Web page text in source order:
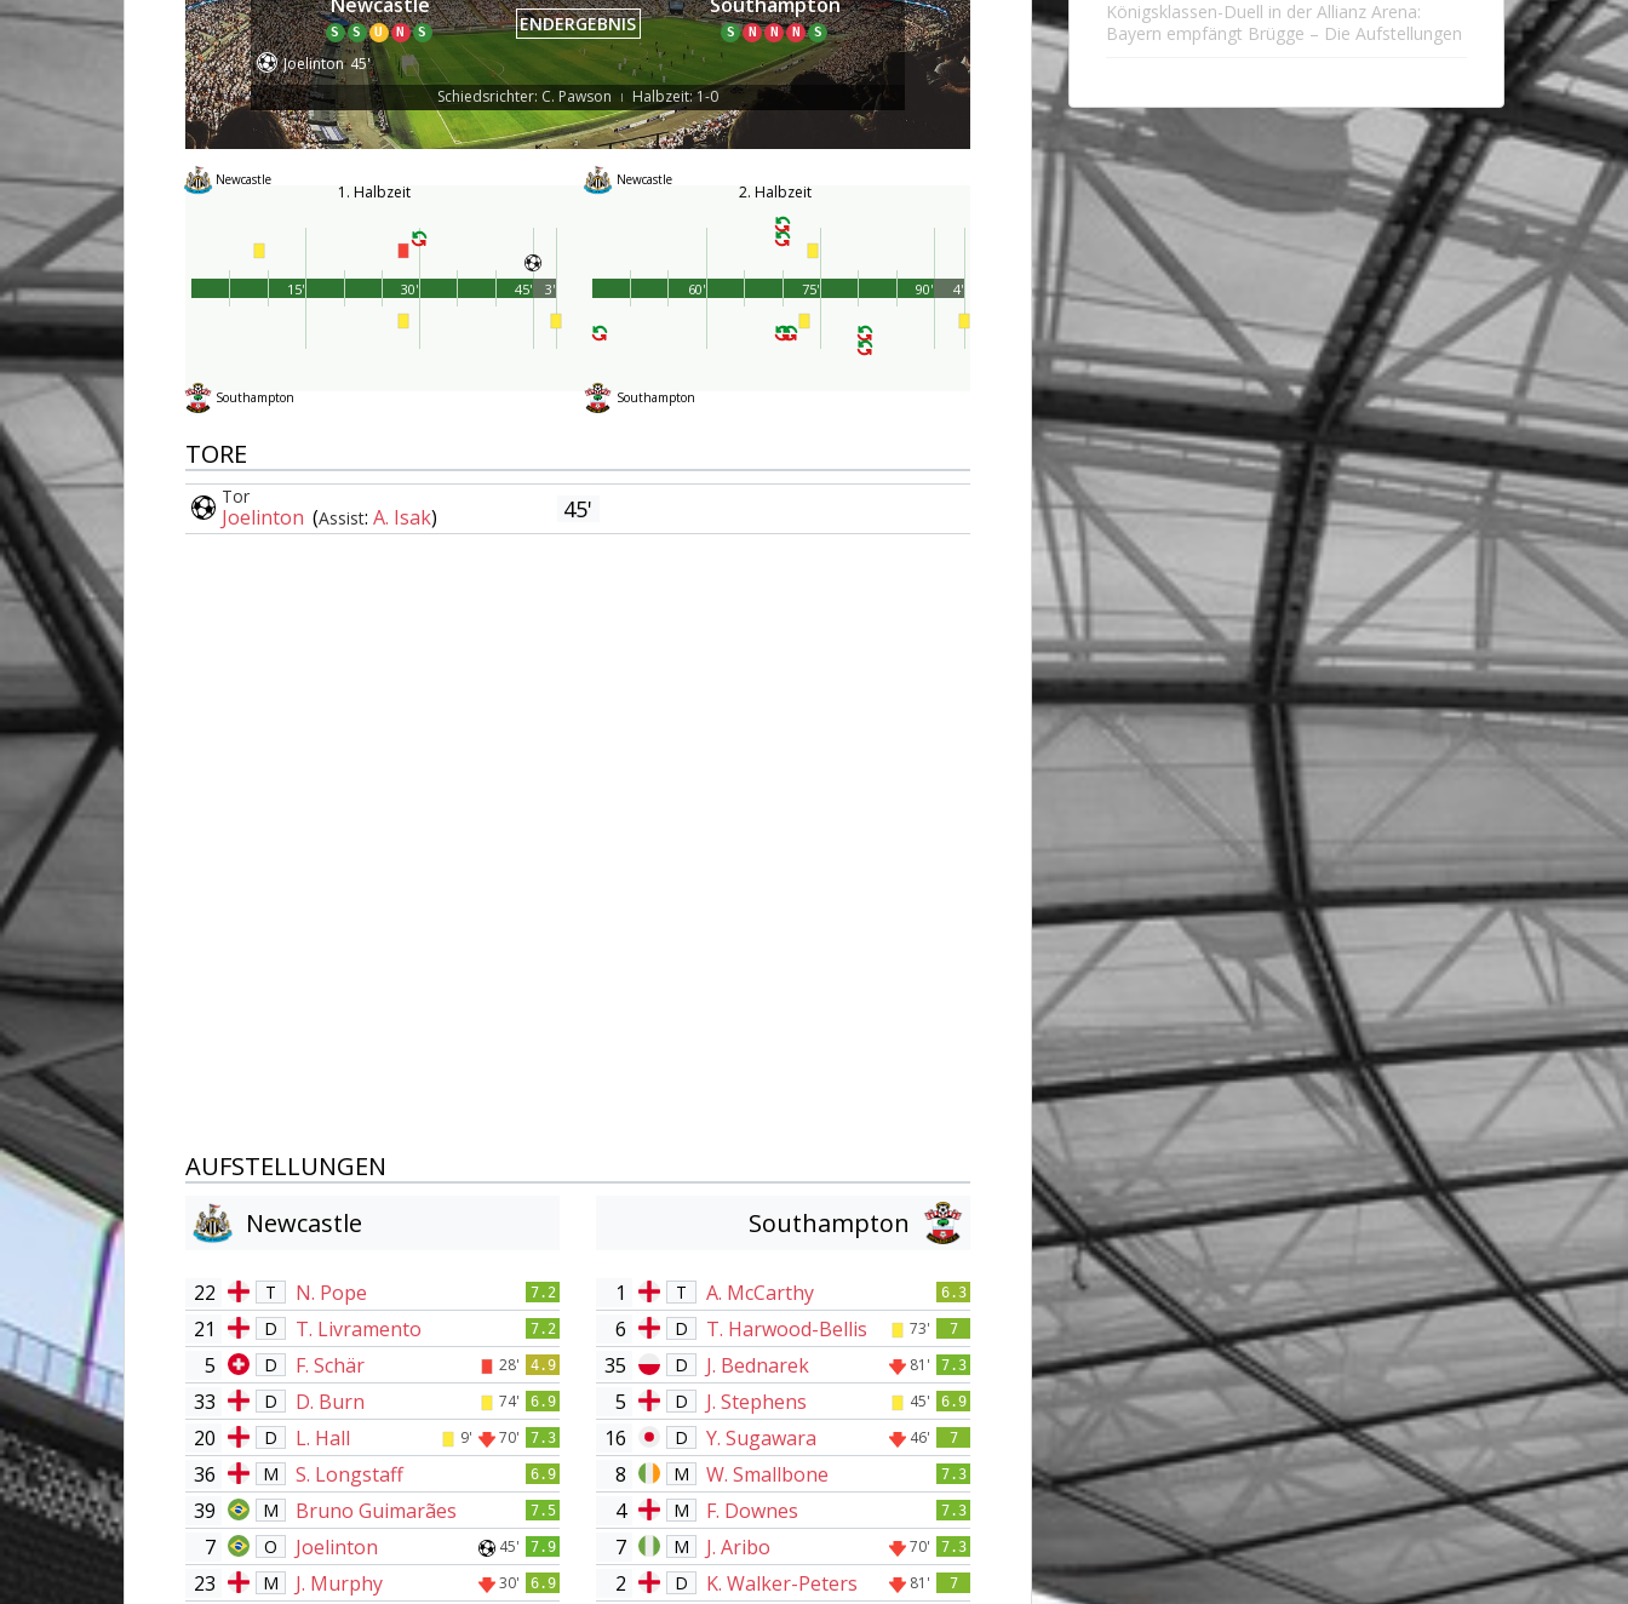
S S U N S ENDERGEBNIS S N N N S
Joelinton 45'
Schiedsrichter: C. Pawson
| Halbzeit: 1-0
Newcastle
1. Halbzeit
Southampton
45'
15' 30' 3'
Newcastle
2. Halbzeit
Southampton
90'
60' 75' 4'
TORE
Tor
Joelinton (Assist: A. Isak) 45'
AUFSTELLUNGEN
Newcastle
22 T N. Pope 7.2
21 D T. Livramento 7.2
5 D F. Schär 28' 4.9
33 D D. Burn 74' 6.9
20 D L. Hall 9' 70' 7.3
36 M S. Longstaff 6.9
39 M Bruno Guimarães 7.5
7 O Joelinton 45' 7.9
23 M J. Murphy 30' 6.9
Southampton
1 T A. McCarthy 6.3
6 D T. Harwood-Bellis 73' 7
35 D J. Bednarek 81' 7.3
5 D J. Stephens 45' 6.9
16 D Y. Sugawara 46' 7
8 M W. Smallbone 7.3
4 M F. Downes 7.3
7 M J. Aribo 70' 7.3
2 D K. Walker-Peters 81' 7
Königsklassen-Duell in der Allianz Arena:
Bayern empfängt Brügge – Die Aufstellungen